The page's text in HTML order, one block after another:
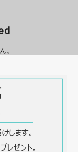
な縫製でとても
わせていただき
葉が何よりの励
お願いいたしま
。